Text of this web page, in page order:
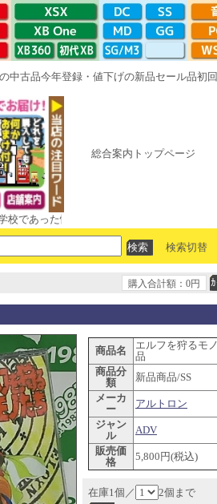
中古品今年登録・値下げの新品セール品初
総合案内トップページ
怖い話と晦󠄀つきこもり ルート16R やが
検索切替
購入合計額：0円
商品名
エルフを狩るモ
品
商品分
類
新品商品/SS
メーカ
ー
アルトロン
ジャン
ル
ADV
販売価
格
5,800円(税込)
在庫1個／ 2個まで